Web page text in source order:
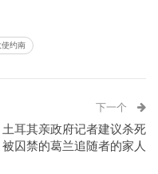
使约南
下一个
土耳其亲政府记者建议杀死
被囚禁的葛兰追随者的家人